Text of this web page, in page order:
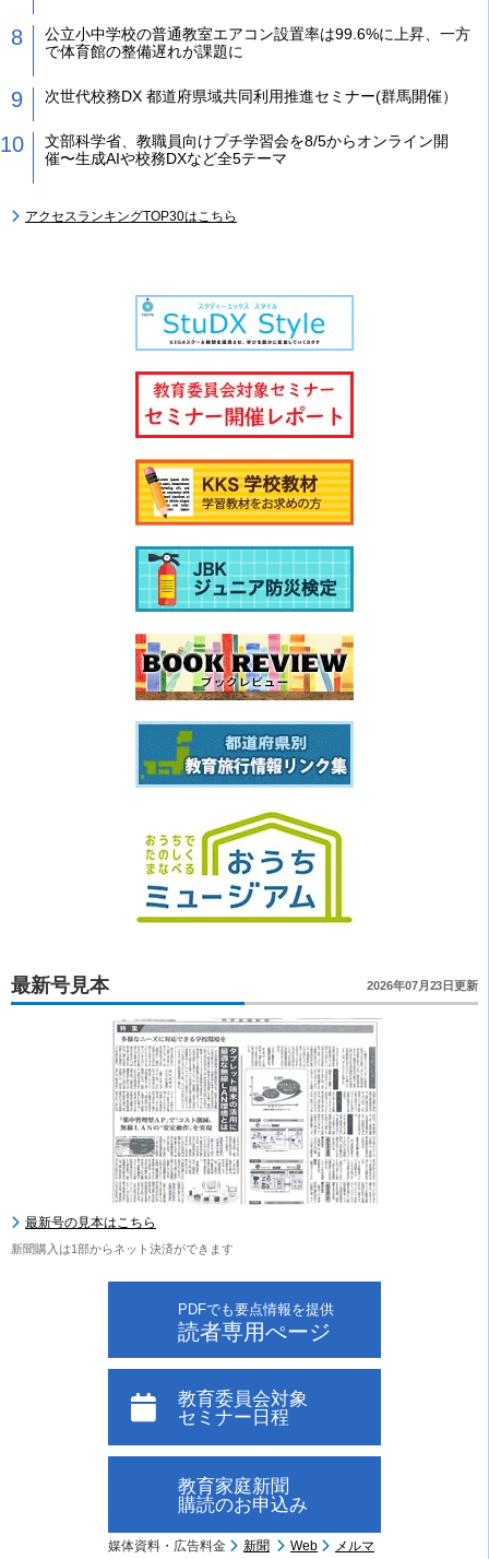
公立小中学校の普通教室エアコン設置率は99.6%に上昇、一方
で体育館の整備遅れが課題に
次世代校務DX 都道府県域共同利用推進セミナー(群馬開催）
文部科学省、教職員向けプチ学習会を8/5からオンライン開
催〜生成AIや校務DXなど全5テーマ
アクセスランキングTOP30はこちら
最新号見本 2026年07月23日更新
最新号の見本はこちら
新聞購入は1部からネット決済ができます
PDFでも要点情報を提供
読者専用ぺージ
教育委員会対象
セミナー日程
教育家庭新聞
購読のお申込み
媒体資料・広告料金 新聞 Web メルマ